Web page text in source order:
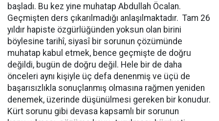
başladı. Bu kez yine muhatap Abdullah Öcalan.
Geçmişten ders çıkarılmadığı anlaşılmaktadır. Tam 26
yıldır hapiste özgürlüğünden yoksun olan birini
böylesine tarihî, siyasî bir sorunun çözümünde
muhatap kabul etmek, bence geçmişte de doğru
değildi, bugün de doğru değil. Hele bir de daha
önceleri aynı kişiyle üç defa denenmiş ve üçü de
başarısızlıkla sonuçlanmış olmasına rağmen yeniden
denemek, üzerinde düşünülmesi gereken bir konudur.
Kürt sorunu gibi devasa kapsamlı bir sorunun